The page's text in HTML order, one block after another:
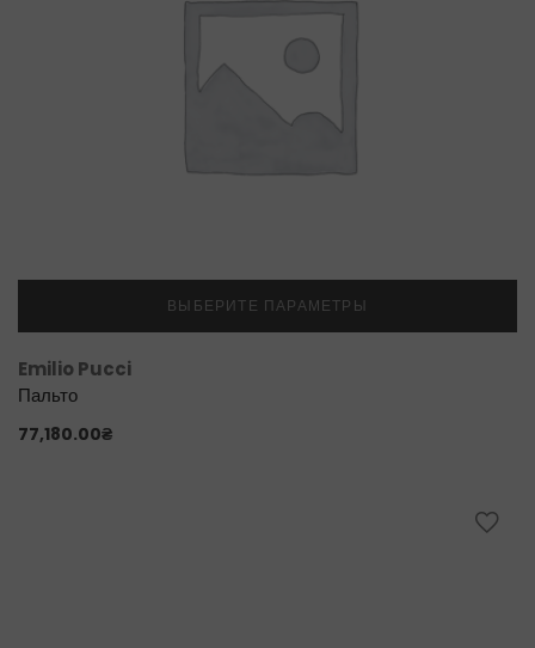
ВЫБЕРИТЕ ПАРАМЕТРЫ
Emilio Pucci
Пальто
77,180.00₴